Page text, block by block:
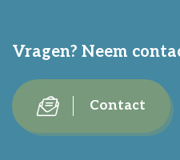
Vragen? Neem
Contact